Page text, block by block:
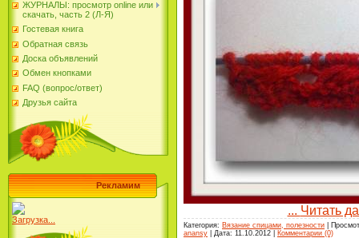
ЖУРНАЛЫ: просмотр online или
скачать, часть 2 (Л-Я)
Гостевая книга
Обратная связь
Доска объявлений
Обмен кнопками
FAQ (вопрос/ответ)
Друзья сайта
Рекламим
Загрузка...
... Читать
Категория: Вязание спицами, полезности |
anansy | Дата: 11.10.2012 Комментарии (0)